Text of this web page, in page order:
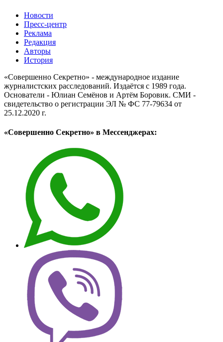
Новости
Пресс-центр
Реклама
Редакция
Авторы
История
«Совершенно Секретно» - международное издание
журналистских расследований. Издаётся с 1989 года.
Основатели - Юлиан Семёнов и Артём Боровик. CМИ -
свидетельство о регистрации ЭЛ № ФС 77-79634 от
25.12.2020 г.
«Совершенно Секретно» в Мессенджерах: